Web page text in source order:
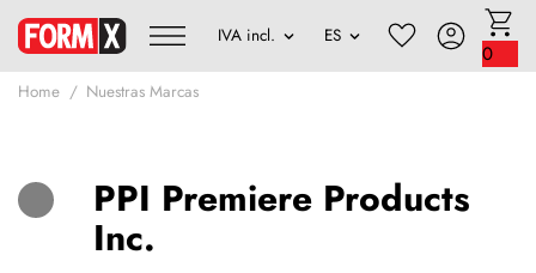
0
Home Nuestras Marcas
PPI Premiere Products
Inc.